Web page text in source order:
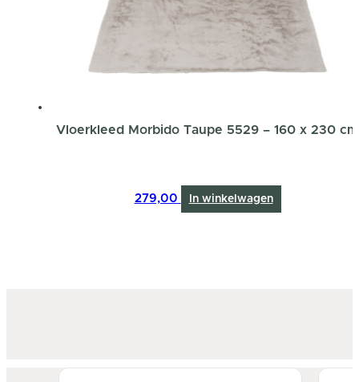
Vloerkleed Morbido Taupe 5529 – 160 x 230 cm
279,00 In winkelwagen